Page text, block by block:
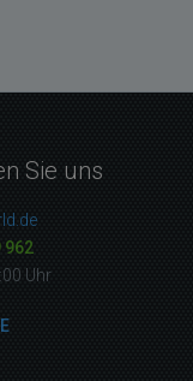
Sie uns
962
Uhr